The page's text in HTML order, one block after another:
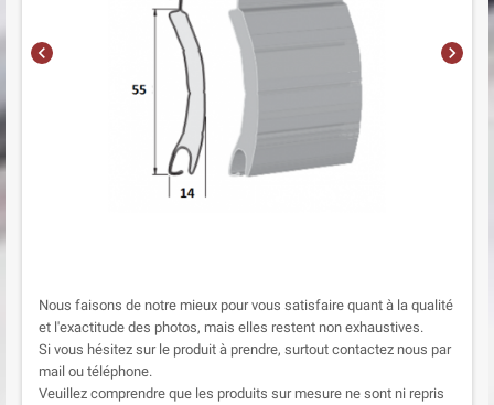
chevron_left chevron_right
Nous faisons de notre mieux pour vous satisfaire quant à la qualité
et l'exactitude des photos, mais elles restent non exhaustives.
Si vous hésitez sur le produit à prendre, surtout contactez nous par
mail ou téléphone.
Veuillez comprendre que les produits sur mesure ne sont ni repris